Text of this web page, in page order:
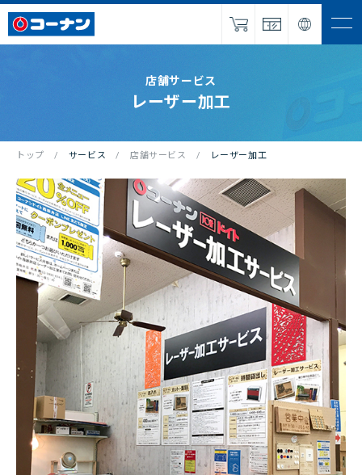
採用情報
パートナー募集
NEWS
お問い合わせ
オンラインショップ
店舗・チラシ検索
店舗サービス
レーザー加工
トップ サービス 店舗サービス レーザー加工